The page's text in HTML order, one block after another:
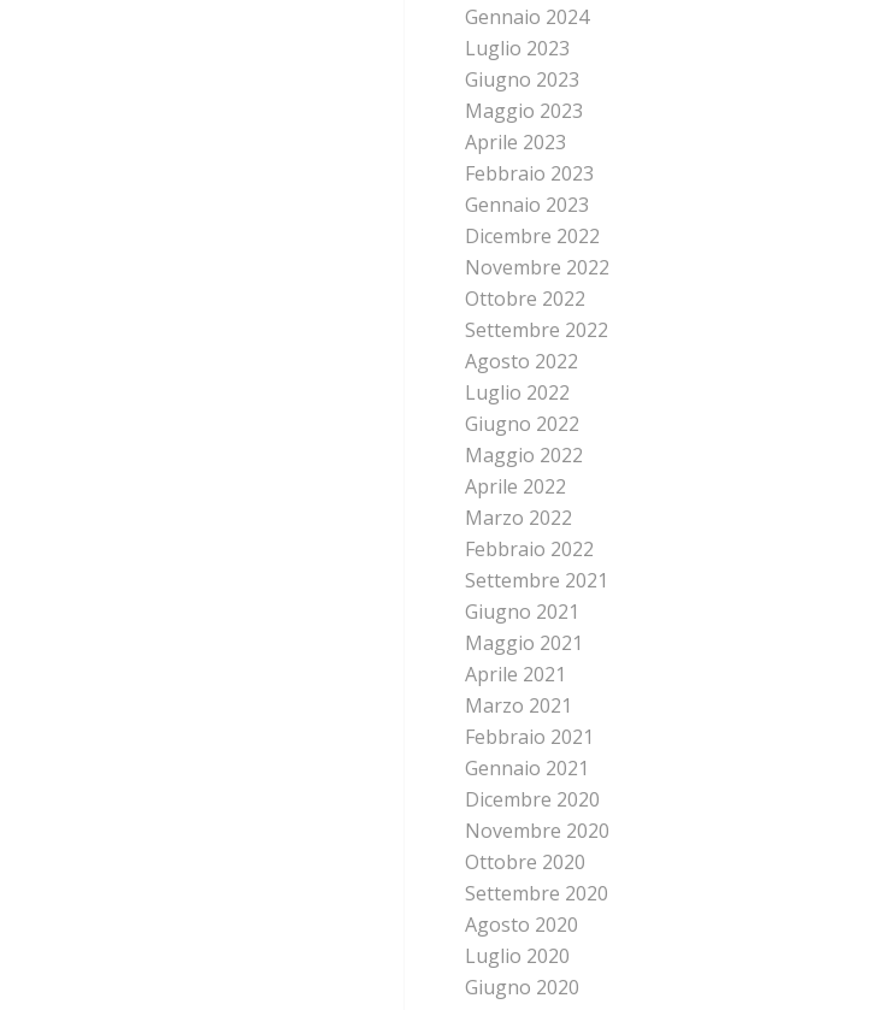
Gennaio 2024
Luglio 2023
Giugno 2023
Maggio 2023
Aprile 2023
Febbraio 2023
Gennaio 2023
Dicembre 2022
Novembre 2022
Ottobre 2022
Settembre 2022
Agosto 2022
Luglio 2022
Giugno 2022
Maggio 2022
Aprile 2022
Marzo 2022
Febbraio 2022
Settembre 2021
Giugno 2021
Maggio 2021
Aprile 2021
Marzo 2021
Febbraio 2021
Gennaio 2021
Dicembre 2020
Novembre 2020
Ottobre 2020
Settembre 2020
Agosto 2020
Luglio 2020
Giugno 2020